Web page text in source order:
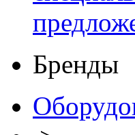
Бренды